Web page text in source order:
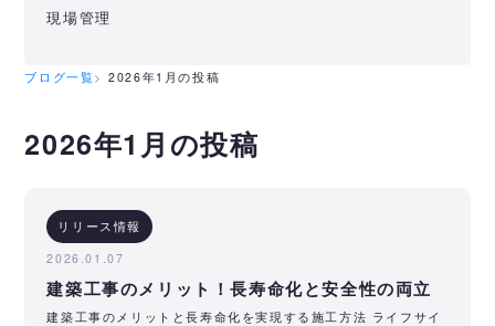
ブログ一覧 2026年1月の投稿
2026年1月の投稿
リリース情報
2026.01.07
建築工事のメリット！長寿命化と安全性の両立
建築工事のメリットと長寿命化を実現する施工方法 ライフサイ
現場管理